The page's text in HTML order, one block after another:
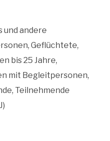
und andere
Geflüchtete,
bis 25 Jahre,
mit Begleitpersonen,
Teilnehmende